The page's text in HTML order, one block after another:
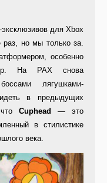
для Xbox
раз, но мы только за.
особенно
На PAX снова
лягушками-
в предыдущих
Cuphead — это
в стилистике
века.